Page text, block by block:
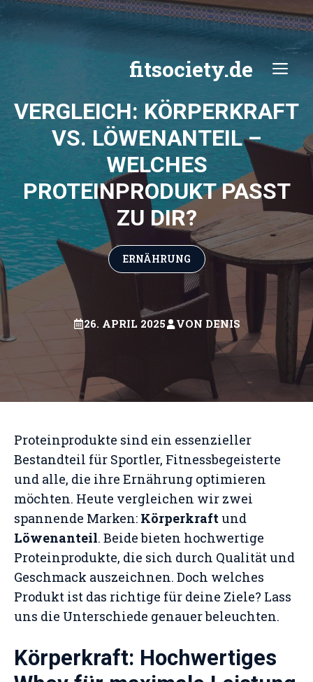
Zum
Inhalt
fitsociety.de
VERGLEICH: KÖRPERKRAFT
VS. LÖWENANTEIL –
WELCHES
PROTEINPRODUKT PASST
ZU DIR?
ERNÄHRUNG
26. APRIL 2025 VON DENIS
Proteinprodukte sind ein essenzieller
Bestandteil für Sportler, Fitnessbegeisterte
und alle, die ihre Ernährung optimieren
möchten. Heute vergleichen wir zwei
spannende Marken: Körperkraftund
Löwenanteil. Beide bieten hochwertige
Proteinprodukte, die sich durch Qualität und
Geschmack auszeichnen. Doch welches
Produkt ist das richtige für deine Ziele? Lass
uns die Unterschiede genauer beleuchten.
Körperkraft: Hochwertiges